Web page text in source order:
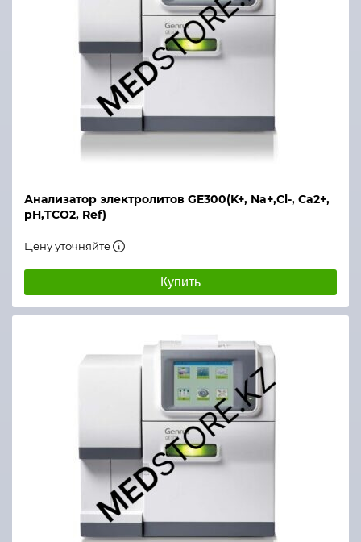
Анализатор электролитов GE300(K+, Na+,Cl-, Ca2+,
pH,TCO2, Ref)
Цену уточняйте
Купить